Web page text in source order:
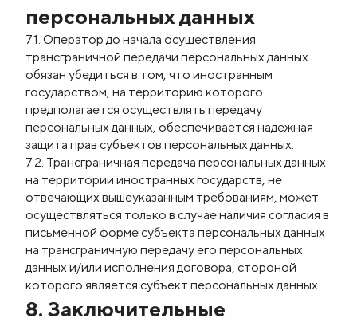
персональных данных
7.1. Оператор до начала осуществления
трансграничной передачи персональных данных
обязан убедиться в том, что иностранным
государством, на территорию которого
предполагается осуществлять передачу
персональных данных, обеспечивается надежная
защита прав субъектов персональных данных.
7.2. Трансграничная передача персональных данных
на территории иностранных государств, не
отвечающих вышеуказанным требованиям, может
осуществляться только в случае наличия согласия в
письменной форме субъекта персональных данных
на трансграничную передачу его персональных
данных и/или исполнения договора, стороной
которого является субъект персональных данных.
8. Заключительные